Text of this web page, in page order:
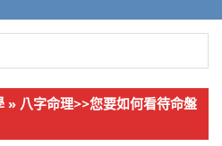
» 八字命理>>您要如何看待命盤